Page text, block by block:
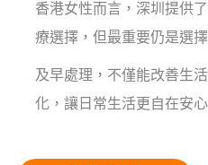
香港女性而言，深圳提供
療選擇，但最重要仍是選
及早處理，不僅能改善生
化，讓日常生活更自在安心